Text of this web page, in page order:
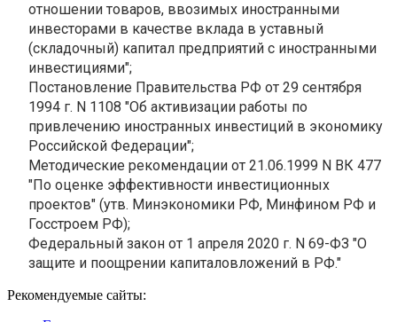
отношении товаров, ввозимых иностранными
инвесторами в качестве вклада в уставный
(складочный) капитал предприятий с иностранными
инвестициями";
Постановление Правительства РФ от 29 сентября
1994 г. N 1108 "Об активизации работы по
привлечению иностранных инвестиций в экономику
Российской Федерации";
Методические рекомендации от 21.06.1999 N ВК 477
"По оценке эффективности инвестиционных
проектов" (утв. Минэкономики РФ, Минфином РФ и
Госстроем РФ);
Федеральный закон от 1 апреля 2020 г. N 69-ФЗ "О
защите и поощрении капиталовложений в РФ."
Рекомендуемые сайты: